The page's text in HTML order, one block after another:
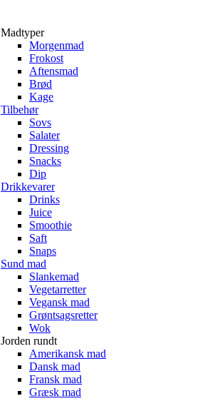
Madtyper
Morgenmad
Frokost
Aftensmad
Brød
Kage
Tilbehør
Sovs
Salater
Dressing
Snacks
Dip
Drikkevarer
Drinks
Juice
Smoothie
Saft
Snaps
Sund mad
Slankemad
Vegetarretter
Vegansk mad
Grøntsagsretter
Wok
Jorden rundt
Amerikansk mad
Dansk mad
Fransk mad
Græsk mad